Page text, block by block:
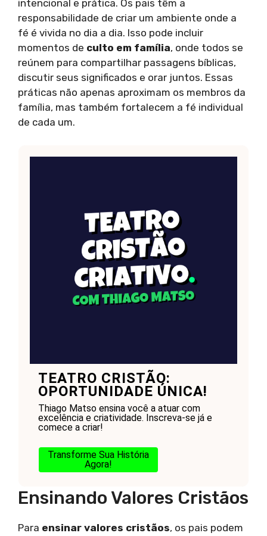
intencional e prática. Os pais têm a
responsabilidade de criar um ambiente onde a
fé é vivida no dia a dia. Isso pode incluir
momentos de culto em família, onde todos se
reúnem para compartilhar passagens bíblicas,
discutir seus significados e orar juntos. Essas
práticas não apenas aproximam os membros da
família, mas também fortalecem a fé individual
de cada um.
TEATRO CRISTÃO:
OPORTUNIDADE ÚNICA!
Thiago Matso ensina você a atuar com
excelência e criatividade. Inscreva-se já e
comece a criar!
Transforme Sua História
Agora!
Ensinando Valores Cristãos
Para ensinar valores cristãos, os pais podem